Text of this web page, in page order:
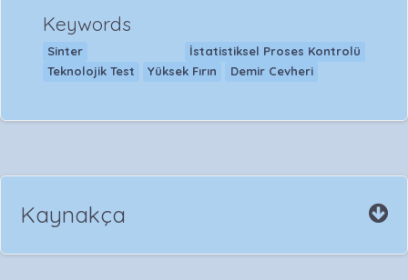
Keywords
Sinter
İstatistiksel Proses Kontrolü
Teknolojik Test
Yüksek Fırın Demir Cevheri
Kaynakça